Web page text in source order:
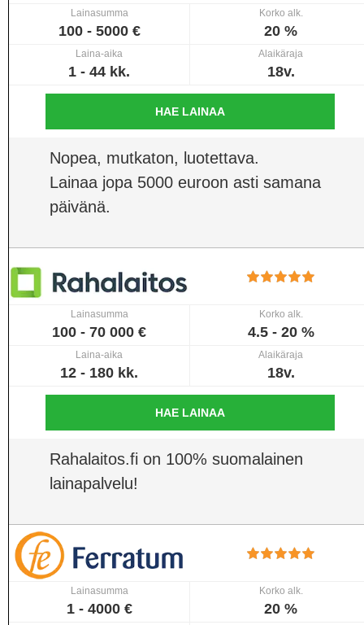
Lainasumma
100 - 5000 €
Korko alk.
20 %
Laina-aika
1 - 44 kk.
Alaikäraja
18v.
HAE LAINAA
Nopea, mutkaton, luotettava.
Lainaa jopa 5000 euroon asti samana
päivänä.
Lainasumma
100 - 70 000 €
Korko alk.
4.5 - 20 %
Laina-aika
12 - 180 kk.
Alaikäraja
18v.
HAE LAINAA
Rahalaitos.fi on 100% suomalainen
lainapalvelu!
Lainasumma
1 - 4000 €
Korko alk.
20 %